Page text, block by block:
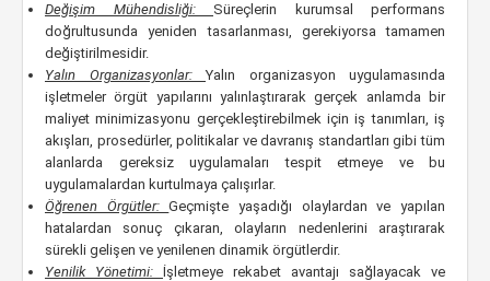
Değişim Mühendisliği: Süreçlerin kurumsal performans
doğrultusunda yeniden tasarlanması, gerekiyorsa tamamen
değiştirilmesidir.
Yalın Organizasyonlar:Yalın organizasyon uygulamasında
işletmeler örgüt yapılarını yalınlaştırarak gerçek anlamda bir
maliyet minimizasyonu gerçekleştirebilmek için iş tanımları, iş
akışları, prosedürler, politikalar ve davranış standartları gibi tüm
alanlarda gereksiz uygulamaları tespit etmeye ve bu
uygulamalardan kurtulmaya çalışırlar.
Öğrenen Örgütler:Geçmişte yaşadığı olaylardan ve yapılan
hatalardan sonuç çıkaran, olayların nedenlerini araştırarak
sürekli gelişen ve yenilenen dinamik örgütlerdir.
Yenilik Yönetimi: İşletmeye rekabet avantajı sağlayacak ve